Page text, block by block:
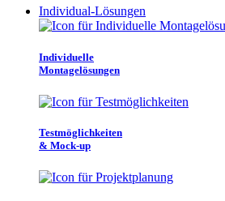
Individual-Lösungen
Individuelle
Montagelösungen
Testmöglichkeiten
& Mock-up